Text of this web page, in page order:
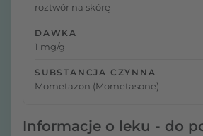
roztwór na skórę
DAWKA
1 mg/g
SUBSTANCJA CZYNNA
Mometazon (Mometasone)
Informacje o leku - do